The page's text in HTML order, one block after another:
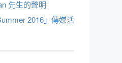
先生的聲明
2016」傳媒活